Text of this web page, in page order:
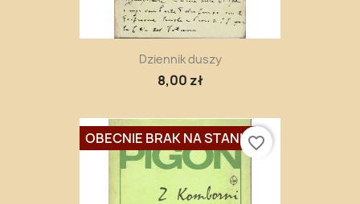
Dziennik duszy
8,00 zł
OBECNIE BRAK NA STANIEfavorite_border